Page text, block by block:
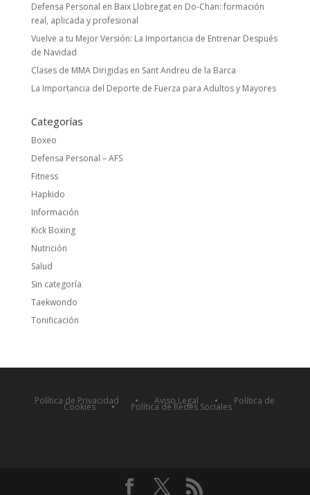
Defensa Personal en Baix Llobregat en Do-Chan: formación
real, aplicada y profesional
Vuelve a tu Mejor Versión: La Importancia de Entrenar Después
de Navidad
Clases de MMA Dirigidas en Sant Andreu de la Barca
La Importancia del Deporte de Fuerza para Adultos y Mayores
Categorías
Boxeo
Defensa Personal – AFS
Fitness
Hapkido
Información
Kick Boxing
Nutrición
Salud
Sin categoría
Taekwondo
Tonificación
Política de Privacidad • Aviso Legal • Política de
Cookies • Política de Redes Sociales